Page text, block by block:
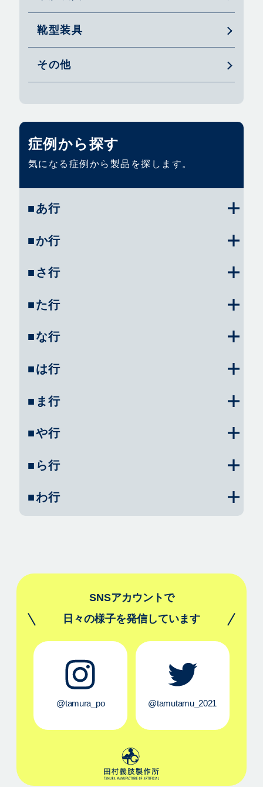
靴型装具
その他
症例から探す
気になる症例から製品を探します。
■あ行
■か行
■さ行
■た行
■な行
■は行
■ま行
■や行
■ら行
■わ行
SNSアカウントで
日々の様子を発信しています
@tamura_po @tamutamu_2021